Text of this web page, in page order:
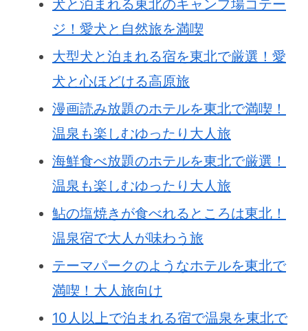
犬と泊まれる東北のキャンプ場コテー
ジ！愛犬と自然旅を満喫
大型犬と泊まれる宿を東北で厳選！愛
犬と心ほどける高原旅
漫画読み放題のホテルを東北で満喫！
温泉も楽しむゆったり大人旅
海鮮食べ放題のホテルを東北で厳選！
温泉も楽しむゆったり大人旅
鮎の塩焼きが食べれるところは東北！
温泉宿で大人が味わう旅
テーマパークのようなホテルを東北で
満喫！大人旅向け
10人以上で泊まれる宿で温泉を東北で